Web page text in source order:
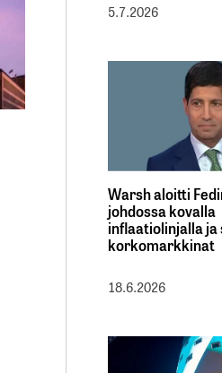
5.7.2026
Warsh aloitti
johdossa kovalla
inflaatiolinjalla ja
korkomarkkinat
18.6.2026